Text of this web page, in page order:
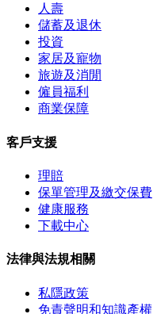
人壽
儲蓄及退休
投資
家居及寵物
旅遊及消閒
僱員福利
商業保障
客戶支援
理賠
保單管理及繳交保費
健康服務
下載中心
法律與法規相關
私隱政策
免責聲明和知識產權